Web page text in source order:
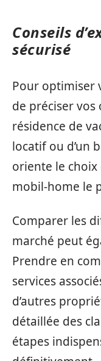
Conseils
sécurisé
Pour optimiser
de préciser vos
résidence de
locatif ou d’un
oriente le
mobil-home le
Comparer les
marché peut
Prendre en
services
d’autres
détaillée des
étapes